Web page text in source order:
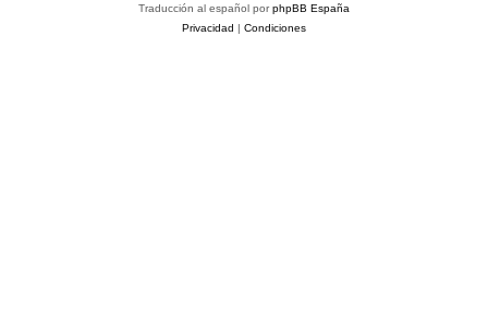
Traducción al español porphpBB España
Privacidad | Condiciones